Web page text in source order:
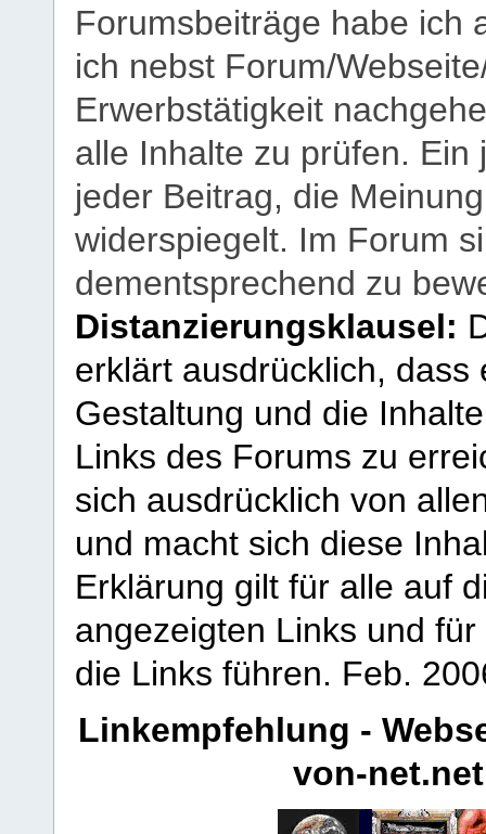
Forumsbeiträge habe ich
ich nebst Forum/
Erwerbstätigkeit
alle Inhalte zu prüfen.
jeder Beitrag, die
widerspiegelt. Im Forum
dementsprechend zu
Distanzierungsklausel:
erklärt ausdrücklich,
Gestaltung und die
Links des Forums zu
sich ausdrücklich von
und macht sich diese
Erklärung gilt für alle auf
angezeigten Links und
die Links führen. Feb.
Linkempfehlung -
von-net.net